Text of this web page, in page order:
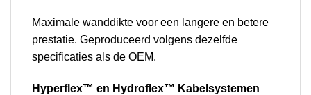
Maximale wanddikte voor een langere en betere
prestatie. Geproduceerd volgens dezelfde
specificaties als de OEM.
Hyperflex™ en Hydroflex™ Kabelsystemen